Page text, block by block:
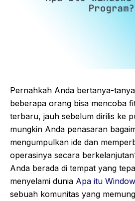
Pernahkah Anda bertanya-
beberapa orang bisa mencoba
terbaru, jauh sebelum dirilis ke
mungkin Anda penasaran
mengumpulkan ide dan
operasinya secara
Anda berada di tempat yang
menyelami dunia Apa itu
sebuah komunitas yang